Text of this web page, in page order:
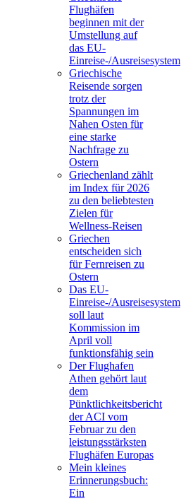
Flughäfen
beginnen mit der
Umstellung auf
das EU-
Einreise-/Ausreisesystem
Griechische
Reisende sorgen
trotz der
Spannungen im
Nahen Osten für
eine starke
Nachfrage zu
Ostern
Griechenland zählt
im Index für 2026
zu den beliebtesten
Zielen für
Wellness-Reisen
Griechen
entscheiden sich
für Fernreisen zu
Ostern
Das EU-
Einreise-/Ausreisesystem
soll laut
Kommission im
April voll
funktionsfähig sein
Der Flughafen
Athen gehört laut
dem
Pünktlichkeitsbericht
der ACI vom
Februar zu den
leistungsstärksten
Flughäfen Europas
Mein kleines
Erinnerungsbuch:
Ein